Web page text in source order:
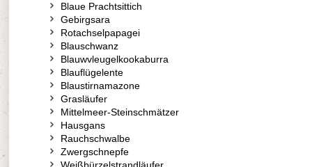
Blaue Prachtsittich
Gebirgsara
Rotachselpapagei
Blauschwanz
Blauwvleugelkookaburra
Blauflügelente
Blaustirnamazone
Grasläufer
Mittelmeer-Steinschmätzer
Hausgans
Rauchschwalbe
Zwergschnepfe